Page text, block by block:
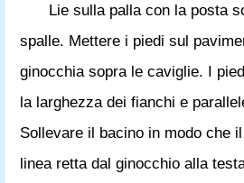
Lie sulla palla con la posta
spalle. Mettere i piedi sul
ginocchia sopra le caviglie. I
la larghezza dei fianchi e
Sollevare il bacino in modo che
linea retta dal ginocchio alla